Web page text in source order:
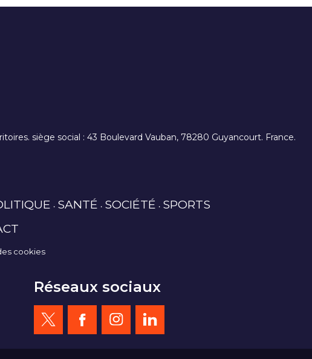
siège social : 43 Boulevard Vauban, 78280 Guyancourt. France.
SANTÉ SOCIÉTÉ SPORTS
cookies
Réseaux sociaux